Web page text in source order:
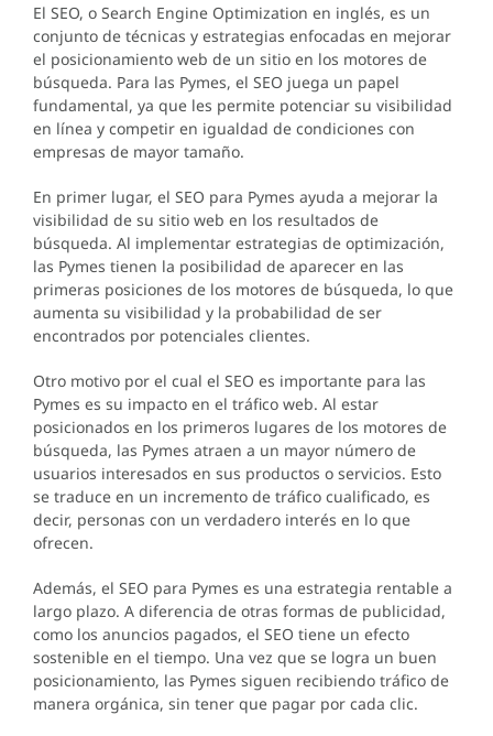
El SEO, o Search Engine Optimization en inglés, es un
conjunto de técnicas y estrategias enfocadas en mejorar
el posicionamiento web de un sitio en los motores de
búsqueda. Para las Pymes, el SEO juega un papel
fundamental, ya que les permite potenciar su visibilidad
en línea y competir en igualdad de condiciones con
empresas de mayor tamaño.
En primer lugar, el SEO para Pymes ayuda a mejorar la
visibilidad de su sitio web en los resultados de
búsqueda. Al implementar estrategias de optimización,
las Pymes tienen la posibilidad de aparecer en las
primeras posiciones de los motores de búsqueda, lo que
aumenta su visibilidad y la probabilidad de ser
encontrados por potenciales clientes.
Otro motivo por el cual el SEO es importante para las
Pymes es su impacto en el tráfico web. Al estar
posicionados en los primeros lugares de los motores de
búsqueda, las Pymes atraen a un mayor número de
usuarios interesados en sus productos o servicios. Esto
se traduce en un incremento de tráfico cualificado, es
decir, personas con un verdadero interés en lo que
ofrecen.
Además, el SEO para Pymes es una estrategia rentable a
largo plazo. A diferencia de otras formas de publicidad,
como los anuncios pagados, el SEO tiene un efecto
sostenible en el tiempo. Una vez que se logra un buen
posicionamiento, las Pymes siguen recibiendo tráfico de
manera orgánica, sin tener que pagar por cada clic.